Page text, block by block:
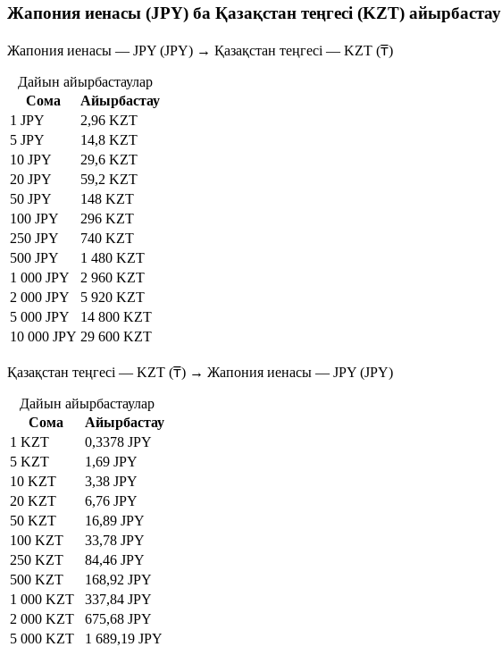
Жапония иенасы (JPY) ба Қазақстан теңгесі (KZT) айырбастау
Жапония иенасы — JPY (JPY) → Қазақстан теңгесі — KZT (₸)
Дайын айырбастаулар
Сома
Айырбастау
1 JPY
2,96 KZT
5 JPY
14,8 KZT
10 JPY
29,6 KZT
20 JPY
59,2 KZT
50 JPY
148 KZT
100 JPY
296 KZT
250 JPY
740 KZT
500 JPY
1 480 KZT
1 000 JPY
2 960 KZT
2 000 JPY
5 920 KZT
5 000 JPY
14 800 KZT
10 000 JPY 29 600 KZT
Қазақстан теңгесі — KZT (₸) → Жапония иенасы — JPY (JPY)
Дайын айырбастаулар
Сома
Айырбастау
1 KZT
0,3378 JPY
5 KZT
1,69 JPY
10 KZT
3,38 JPY
20 KZT
6,76 JPY
50 KZT
16,89 JPY
100 KZT
33,78 JPY
250 KZT
84,46 JPY
500 KZT
168,92 JPY
1 000 KZT
337,84 JPY
2 000 KZT
675,68 JPY
5 000 KZT
1 689,19 JPY